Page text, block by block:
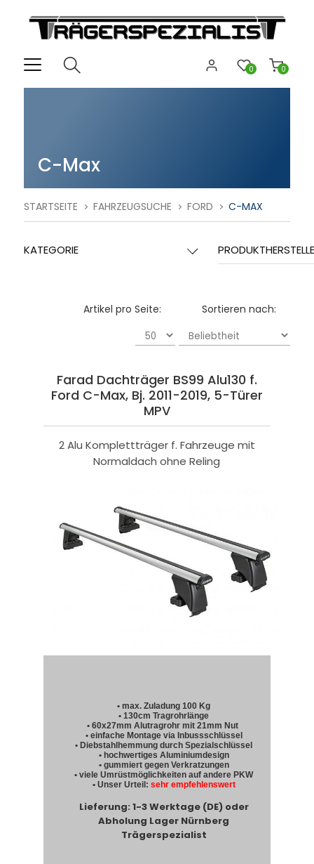
0
0
C-Max
STARTSEITE FAHRZEUGSUCHE FORD C-MAX
KATEGORIE
Sortieren nach:
Artikel pro Seite:
Farad Dachträger BS99 Alu130 f.
Ford C-Max, Bj. 2011-2019, 5-Türer
MPV
2 Alu Komplettträger f. Fahrzeuge mit
Normaldach ohne Reling
• max. Zuladung 100 Kg
• 130cm Tragrohrlänge
• 60x27mm Alutragrohr mit 21mm Nut
• einfache Montage via Inbussschlüssel
• Diebstahlhemmung durch Spezialschlüssel
• hochwertiges Aluminiumdesign
• gummiert gegen Verkratzungen
• viele Umrüstmöglichkeiten auf andere PKW
• Unser Urteil: sehr empfehlenswert
Lieferung: 1-3 Werktage (DE) oder
Abholung Lager Nürnberg
Trägerspezialist